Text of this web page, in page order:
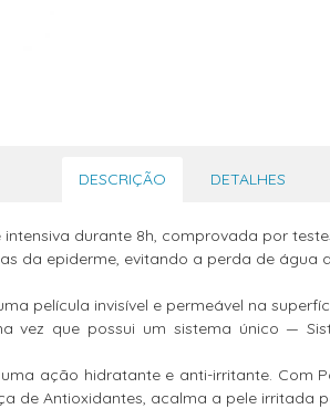
DESCRIÇÃO DETALHES
durante 8h, comprovada por
da epiderme, evitando a perda de água
película invisível e permeável na
vez que possui um sistema único —
ação hidratante e anti-irritante. Com
de Antioxidantes, acalma a pele irritada